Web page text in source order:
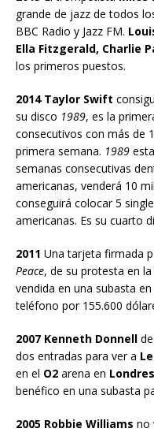
grande de jazz de todos
BBC Radio y Jazz FM.
Ella Fitzgerald, Charlie
los primeros puestos.
2014 Taylor Swift
su disco 1989, es la
consecutivos con más de
primera semana. 1989
semanas consecutivas
americanas, venderá 10
conseguirá colocar 5
americanas. Es su cuarto
2011 Una tarjeta firmada
Peace, de su protesta en
vendida en una subasta en
teléfono por 155.600
2007 Kenneth Donnell de
dos entradas para ver a
en el O2 arena en Londres
benéfico en una subasta
2005 Robbie Williams no